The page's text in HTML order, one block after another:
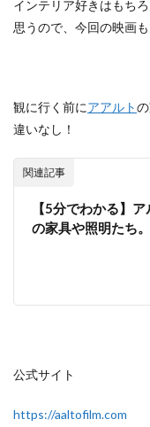
インテリア好きはもちろ
思うので、今回の映画
観に行く前にアアルト
違いなし！
関連記事
【5分でわかる】
の家具や照明たち。
公式サイト
https://aaltofilm.com